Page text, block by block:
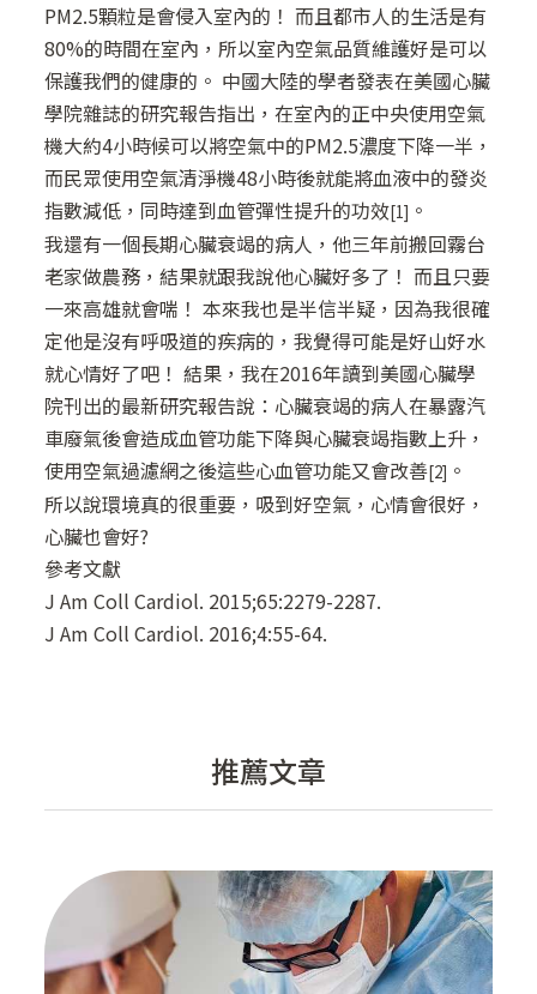
PM2.5顆粒是會侵入室內的！ 而且都市人的生活是有
80%的時間在室內，所以室內空氣品質維護好是可以
保護我們的健康的。 中國大陸的學者發表在美國心臟
學院雜誌的研究報告指出，在室內的正中央使用空氣
機大約4小時候可以將空氣中的PM2.5濃度下降一半，
而民眾使用空氣清淨機48小時後就能將血液中的發炎
指數減低，同時達到血管彈性提升的功效[1] 。
我還有一個長期心臟衰竭的病人，他三年前搬回霧台
老家做農務，結果就跟我說他心臟好多了！ 而且只要
一來高雄就會喘！ 本來我也是半信半疑，因為我很確
定他是沒有呼吸道的疾病的，我覺得可能是好山好水
就心情好了吧！ 結果，我在2016年讀到美國心臟學
院刊出的最新研究報告說：心臟衰竭的病人在暴露汽
車廢氣後會造成血管功能下降與心臟衰竭指數上升，
使用空氣過濾網之後這些心血管功能又會改善[2] 。
所以說環境真的很重要，吸到好空氣，心情會很好，
心臟也會好?
參考文獻
J Am Coll Cardiol. 2015;65:2279-2287.
J Am Coll Cardiol. 2016;4:55-64.
推薦文章